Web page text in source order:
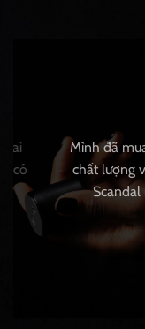
Mình đã mua
chất lượng và
Scandal